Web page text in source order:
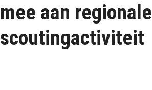
mee aan regionale
scoutingactiviteit